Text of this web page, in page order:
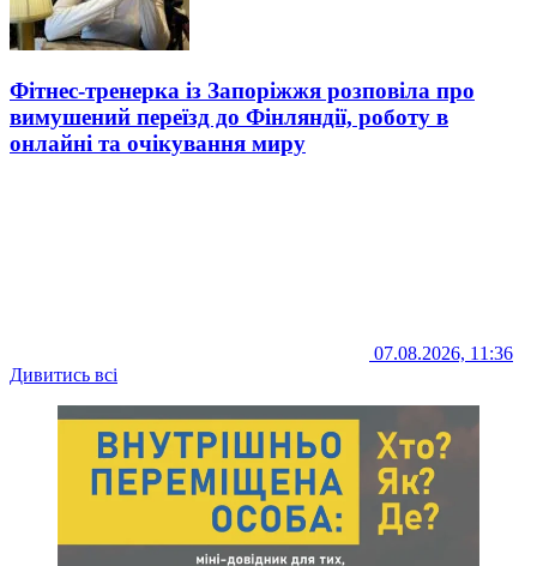
Фітнес-тренерка із Запоріжжя розповіла про
вимушений переїзд до Фінляндії, роботу в
онлайні та очікування миру
07.08.2026, 11:36
Дивитись всі